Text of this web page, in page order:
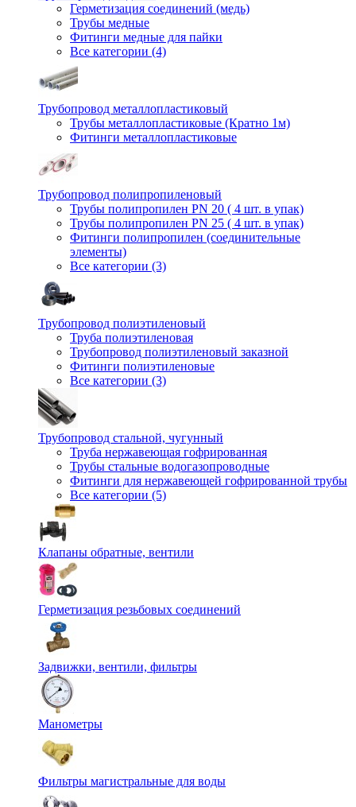
Герметизация соединений (медь)
Трубы медные
Фитинги медные для пайки
Все категории (4)
Трубопровод металлопластиковый
Трубы металлопластиковые (Кратно 1м)
Фитинги металлопластиковые
Трубопровод полипропиленовый
Трубы полипропилен PN 20 ( 4 шт. в упак)
Трубы полипропилен PN 25 ( 4 шт. в упак)
Фитинги полипропилен (cоединительные
элементы)
Все категории (3)
Трубопровод полиэтиленовый
Труба полиэтиленовая
Трубопровод полиэтиленовый заказной
Фитинги полиэтиленовые
Все категории (3)
Трубопровод стальной, чугунный
Труба нержавеющая гофрированная
Трубы стальные водогазопроводные
Фитинги для нержавеющей гофрированной трубы
Все категории (5)
Клапаны обратные, вентили
Герметизация резьбовых соединений
Задвижки, вентили, фильтры
Манометры
Фильтры магистральные для воды